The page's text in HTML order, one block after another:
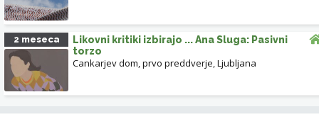
2 meseca
Likovni kritiki izbirajo ... Ana Sluga: Pasivni
torzo
Cankarjev dom, prvo preddverje,Ljubljana